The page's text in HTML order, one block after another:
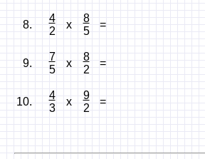
8.
4
2
x
8
5
=
9.
7
5
x
8
2
=
10.
4
3
x
9
2
=